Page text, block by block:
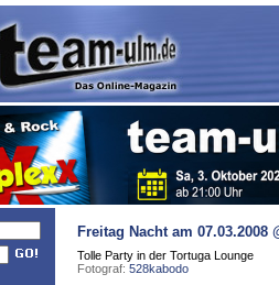
Freitag Nachtam 07.03.2008
Tolle Party in der Tortuga Lounge
Fotograf: 528kabodo